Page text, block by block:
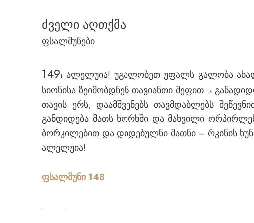
ძველი აღთქმა
ფსალმუნები
1491 ალელუია! უგალობეთ უფალს გალობა
სიონისა ზეიმობდნენ თავიანთი მეფით.3
თავის ერს, დაამშვენებს თავმდაბლებს
განდიდება მათს ხორხში და მახვილი
ბორკილებით და დიდებულნი მათნი – რკინის
ალელუია!
ფსალმუნი 148